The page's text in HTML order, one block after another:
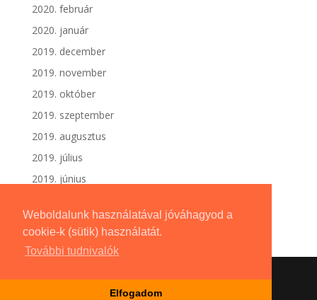
Weboldalunk használatával jóváhagyod a
cookie-k (sütik) használatát.
További tudnivalók
Elfogadom
2020. február
2020. január
2019. december
2019. november
2019. október
2019. szeptember
2019. augusztus
2019. július
2019. június